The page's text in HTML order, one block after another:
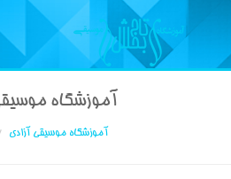
آموزشگاه
آموزشگاه موسیقی آزادی